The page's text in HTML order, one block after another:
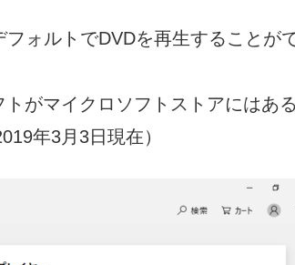
ォルトでDVDを再生することが
がマイクロソフトストアにはあ
年3月3日現在）